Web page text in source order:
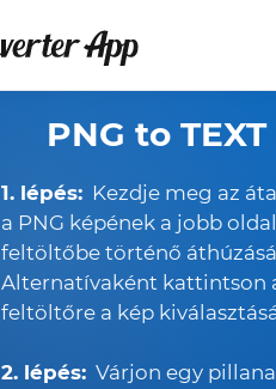
PNG to TEXT
1. lépés: Kezdje meg az
a PNG képének a jobb
feltöltőbe történő
Alternatívaként kattintson
feltöltőre a kép
2. lépés: Várjon egy